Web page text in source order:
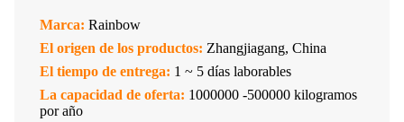
Marca: Rainbow
El origen de los productos: Zhangjiagang, China
El tiempo de entrega: 1 ~ 5 días laborables
La capacidad de oferta: 1000000 -500000 kilogramos
por año